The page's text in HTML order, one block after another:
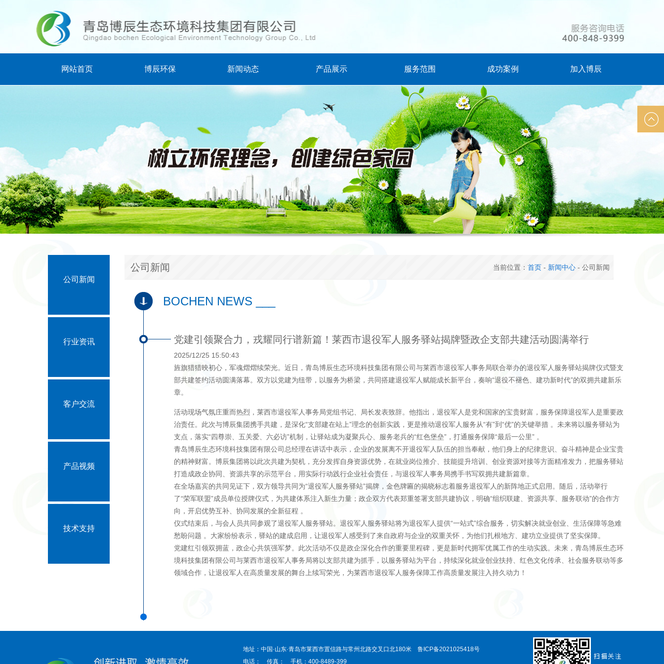
网站首页 博辰环保 新闻动态 产品展示 服务范围 成功案例 加入博辰
公司新闻
行业资讯
客户交流
产品视频
技术支持
公司新闻 当前位置： 首页 - 新闻中心 - 公司新闻
BOCHEN NEWS ___
党建引领聚合力，戎耀同行谱新篇！莱西市退役军人服务驿站揭牌暨政企支部共建活动圆满举行
2025/12/25 15:50:43
旌旗猎猎映初心，军魂熠熠续荣光。近日，青岛博辰生态环境科技集团有限公司与莱西市退役军人事务局联合举办的退役军人服务驿站揭牌仪式暨支
部共建签约活动圆满落幕。双方以党建为纽带，以服务为桥梁，共同搭建退役军人赋能成长新平台，奏响“退役不褪色、建功新时代”的双拥共建新乐
章。
活动现场气氛庄重而热烈，莱西市退役军人事务局党组书记、局长发表致辞。他指出，退役军人是党和国家的宝贵财富，服务保障退役军人是重要政
治责任。此次与博辰集团携手共建，是深化“支部建在站上”理念的创新实践，更是推动退役军人服务从“有”到“优”的关键举措 。未来将以服务驿站为
支点，落实“四尊崇、五关爱、六必访”机制，让驿站成为凝聚兵心、服务老兵的“红色堡垒”，打通服务保障“最后一公里” 。
青岛博辰生态环境科技集团有限公司总经理在讲话中表示，企业的发展离不开退役军人队伍的担当奉献，他们身上的纪律意识、奋斗精神是企业宝贵
的精神财富。博辰集团将以此次共建为契机，充分发挥自身资源优势，在就业岗位推介、技能提升培训、创业资源对接等方面精准发力，把服务驿站
打造成政企协同、资源共享的示范平台，用实际行动践行企业社会责任，与退役军人事务局携手书写双拥共建新篇章。
在全场嘉宾的共同见证下，双方领导共同为“退役军人服务驿站”揭牌，金色牌匾的揭晓标志着服务退役军人的新阵地正式启用。随后，活动举行
了“荣军联盟”成员单位授牌仪式，为共建体系注入新生力量；政企双方代表郑重签署支部共建协议，明确“组织联建、资源共享、服务联动”的合作方
向，开启优势互补、协同发展的全新征程 。
仪式结束后，与会人员共同参观了退役军人服务驿站。退役军人服务驿站将为退役军人提供“一站式”综合服务，切实解决就业创业、生活保障等急难
愁盼问题 。大家纷纷表示，驿站的建成启用，让退役军人感受到了来自政府与企业的双重关怀，为他们扎根地方、建功立业提供了坚实保障。
党建红引领双拥蓝，政企心共筑强军梦。此次活动不仅是政企深化合作的重要里程碑，更是新时代拥军优属工作的生动实践。未来，青岛博辰生态环
境科技集团有限公司与莱西市退役军人事务局将以支部共建为抓手，以服务驿站为平台，持续深化就业创业扶持、红色文化传承、社会服务联动等多
领域合作，让退役军人在高质量发展的舞台上续写荣光，为莱西市退役军人服务保障工作高质量发展注入持久动力！
地址：中国·山东·青岛市莱西市置信路与常州北路交叉口北180米 鲁ICP备2021025418号
电话： 传真： 手机：400-8489-399